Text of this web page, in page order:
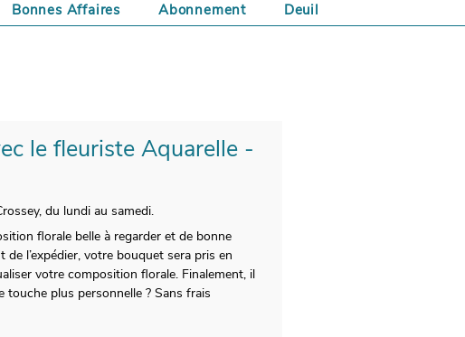
Bonnes Affaires Abonnement Deuil
le fleuriste Aquarelle -
du lundi au samedi.
florale belle à regarder et de bonne
l’expédier, votre bouquet sera pris en
votre composition florale. Finalement, il
plus personnelle ? Sans frais